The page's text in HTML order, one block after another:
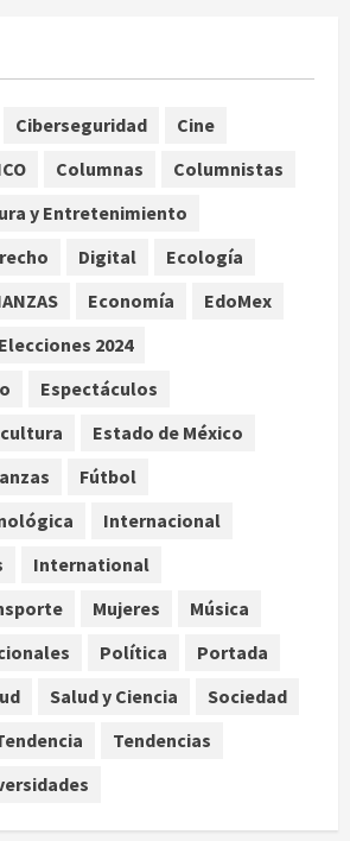
medios
Trump consolida control sobre el
sistema de justicia con el
como fiscal general
agosto 10, 2026
Nacional
Sheinbaum anuncia que asistirá a
lunes
Internacional Portada
menos 69 muertos
agosto 10, 2026
Nacional
Alito Moreno denuncia ante
a tres consejeros del INE
Ciberseguridad
Cine
Columnas
Columnistas
y Entretenimiento
Digital
Ecología
Economía
EdoMex
Elecciones 2024
Espectáculos
Estado de México
Fútbol
Internacional
International
Mujeres
Música
Política
Portada
Salud y Ciencia
Sociedad
Tendencias